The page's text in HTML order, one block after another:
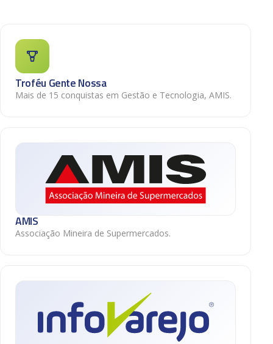
Troféu Gente Nossa
Mais de 15 conquistas em Gestão e Tecnologia, AMIS.
AMIS
Associação Mineira de Supermercados.